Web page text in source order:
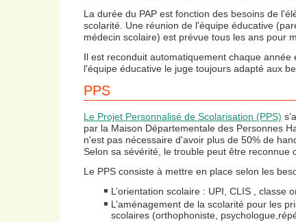
La durée du PAP est fonction des besoins de
scolarité. Une réunion de l'équipe éducative
médecin scolaire) est prévue tous les ans pour
Il est reconduit automatiquement chaque
l'équipe éducative le juge toujours adapté aux
PPS
Le Projet Personnalisé de Scolarisation (PPS)
par la Maison Départementale des Personnes
n'est pas nécessaire d'avoir plus de 50% de
Selon sa sévérité, le trouble peut être reconnue
Le PPS consiste à mettre en place selon les
L’orientation scolaire : UPI, CLIS , classe
L’aménagement de la scolarité pour les
scolaires (orthophoniste,